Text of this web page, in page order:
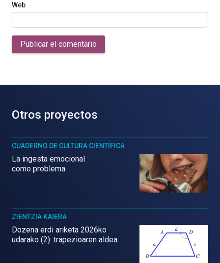
Web
Publicar el comentario
Otros proyectos
CUADERNO DE CULTURA CIENTÍFICA
La ingesta emocional
como problema
ZIENTZIA KAIERA
Dozena erdi ariketa 2026ko
udarako (2): trapezioaren aldea